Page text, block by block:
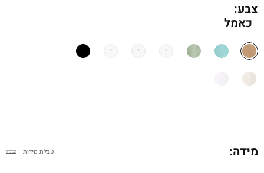
צבע:
כאמל
מידה: טבלת מידות